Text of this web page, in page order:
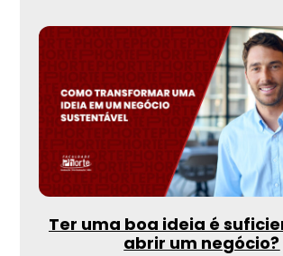
Ter uma boa ideia é
abrir um negócio?